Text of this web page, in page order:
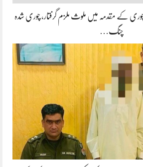
چوری کے مقدمہ میں ملوث ملزم گرفتار، چوری شدہ
چنگ…